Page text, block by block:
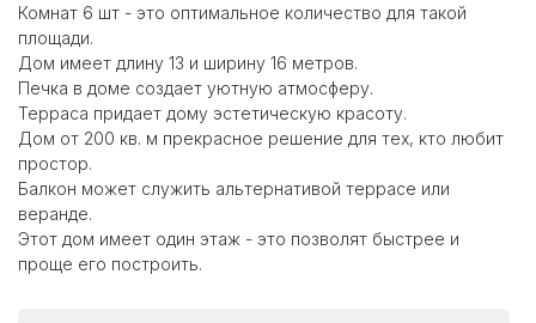
Комнат 6 шт - это оптимальное количество для такой
площади.
Дом имеет длину 13 и ширину 16 метров.
Печка в доме создает уютную атмосферу.
Терраса придает дому эстетическую красоту.
Дом от 200 кв. м прекрасное решение для тех, кто любит
простор.
Балкон может служить альтернативой террасе или
веранде.
Этот дом имеет один этаж - это позволят быстрее и
проще его построить.